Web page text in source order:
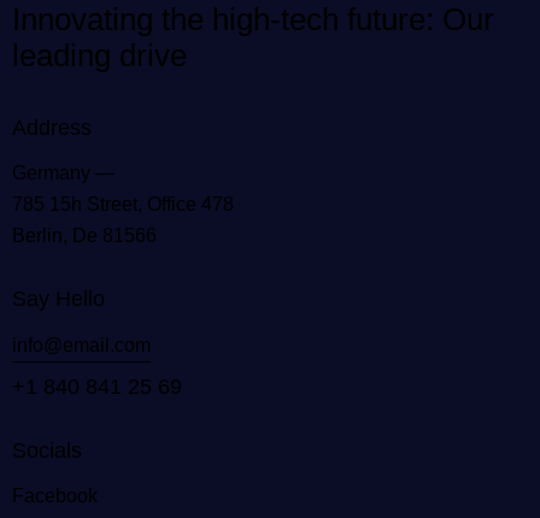
Innovating the high-tech future: Our
leading drive
Address
Germany —
785 15h Street, Office 478
Berlin, De 81566
Say Hello
info@email.com
+1 840 841 25 69
Socials
Facebook